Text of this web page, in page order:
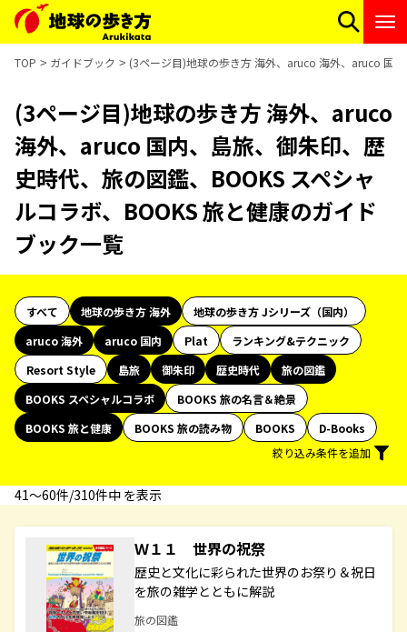
TOP ガイドブック (3ページ目)地球の歩き方 海外、aruco 海外、aruco 国
(3ページ目)地球の歩き方 海外、aruco
海外、aruco 国内、島旅、御朱印、歴
史時代、旅の図鑑、BOOKS スペシャ
ルコラボ、BOOKS 旅と健康のガイド
ブック一覧
すべて 地球の歩き方 海外
地球の歩き方 Jシリーズ（国内）
aruco 海外
aruco 国内 Plat
ランキング&テクニック
Resort Style
島旅 御朱印 歴史時代
旅の図鑑
BOOKS スペシャルコラボ
BOOKS 旅の名言＆絶景
BOOKS 旅と健康
BOOKS 旅の読み物 BOOKS
D-Books
絞り込み条件を追加
41〜60件/310件中 を表示
Ｗ１１ 世界の祝祭
歴史と文化に彩られた世界のお祭り＆祝日
を旅の雑学とともに解説
旅の図鑑